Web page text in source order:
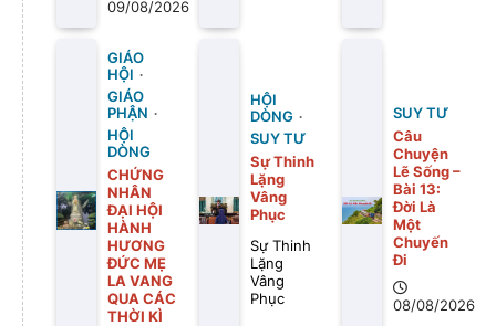
09/08/2026
GIÁO
HỘI
GIÁO
PHẬN
HỘI
DÒNG
CHỨNG
NHÂN
ĐẠI HỘI
HÀNH
HƯƠNG
ĐỨC MẸ
LA VANG
QUA CÁC
THỜI KÌ
HỘI
DÒNG
SUY TƯ
Sự Thinh
Lặng
Vâng
Phục
Sự Thinh
Lặng
Vâng
Phục
SUY TƯ
Câu
Chuyện
Lẽ Sống –
Bài 13:
Ðời Là
Một
Chuyến
Ði
08/08/2026